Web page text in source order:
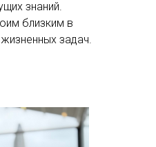
знаний.
близким в
задач.